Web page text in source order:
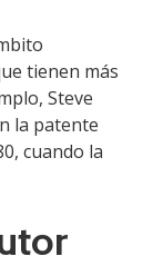
tienen más
Steve
la patente
cuando la